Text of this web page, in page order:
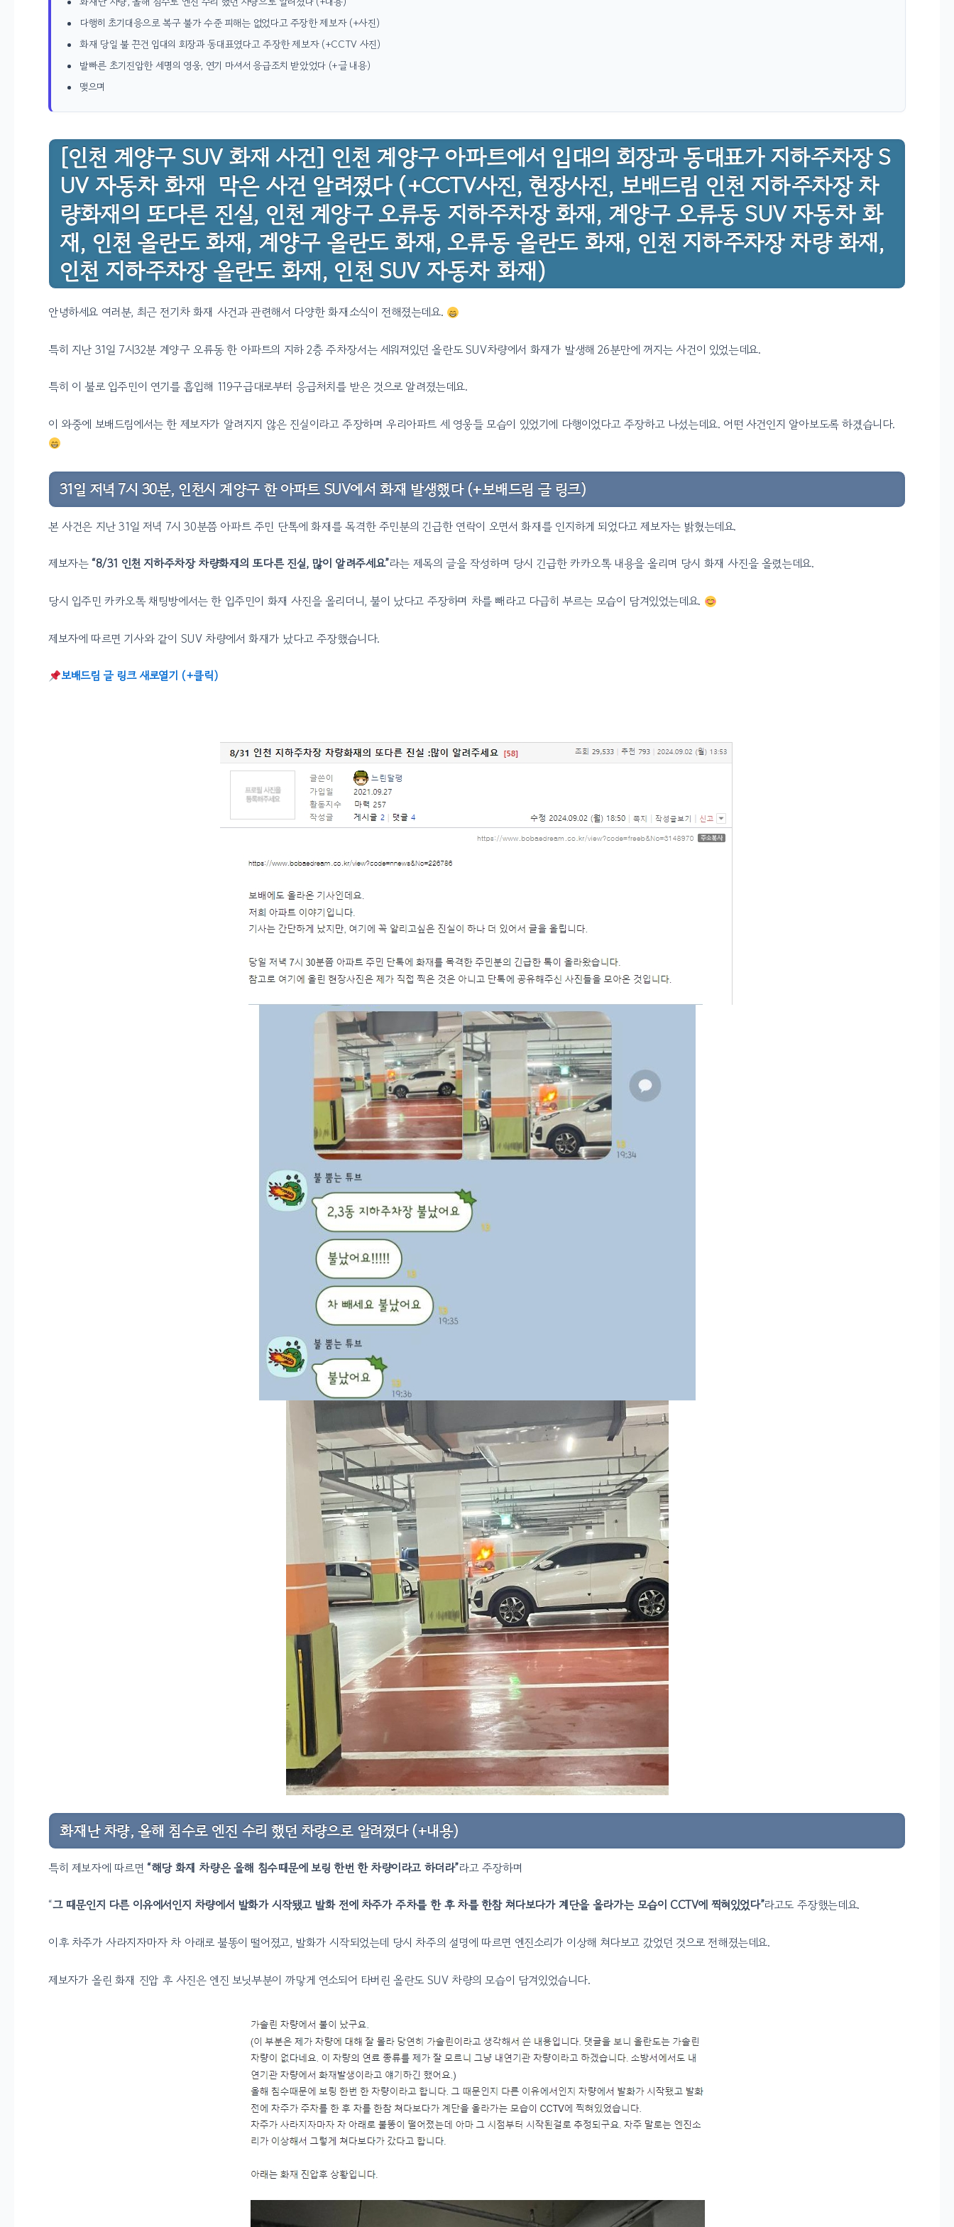
다행히 초기대응으로 복구 불가 수준 피해는 없었다고 주장한 제보자 (+사진)
화재 당일 불 끈건 입대의 회장과 동대표였다고 주장한 제보자 (+CCTV 사진)
발빠른 초기진압한 세명의 영웅, 연기 마셔서 응급조치 받았었다 (+글 내용)
맺으며
[인천 계양구 SUV 화재 사건] 인천 계양구 아파트에서 입대의 회장과 동대표가 지하주차장 S
UV 자동차 화재 막은 사건 알려졌다 (+CCTV사진, 현장사진, 보배드림 인천 지하주차장 차
량화재의 또다른 진실, 인천 계양구 오류동 지하주차장 화재, 계양구 오류동 SUV 자동차 화
재, 인천 올란도 화재, 계양구 올란도 화재, 오류동 올란도 화재, 인천 지하주차장 차량 화재,
인천 지하주차장 올란도 화재, 인천 SUV 자동차 화재)
안녕하세요 여러분, 최근 전기차 화재 사건과 관련해서 다양한 화재소식이 전해졌는데요.
특히 지난 31일 7시32분 계양구 오류동 한 아파트의 지하 2층 주차장서는 세워져있던 올란도 SUV차량에서 화재가 발생해 26분만에 꺼지는 사건이 있었는데요.
특히 이 불로 입주민이 연기를 흡입해 119구급대로부터 응급처치를 받은 것으로 알려졌는데요.
이 와중에 보배드림에서는 한 제보자가 알려지지 않은 진실이라고 주장하며 우리아파트 세 영웅들 모습이 있었기에 다행이었다고 주장하고 나섰는데요. 어떤 사건인지 알아보도록 하겠습니다.
31일 저녁 7시 30분, 인천시 계양구 한 아파트 SUV에서 화재 발생했다 (+보배드림 글 링크)
본 사건은 지난 31일 저녁 7시 30분쯤 아파트 주민 단톡에 화재를 목격한 주민분의 긴급한 연락이 오면서 화재를 인지하게 되었다고 제보자는 밝혔는데요.
제보자는“8/31 인천 지하주차장 차량화재의 또다른 진실, 많이 알려주세요”라는 제목의 글을 작성하며 당시 긴급한 카카오톡 내용을 올리며 당시 화재 사진을 올렸는데요.
당시 입주민 카카오톡 채팅방에서는 한 입주민이 화재 사진을 올리더니, 불이 났다고 주장하며 차를 빼라고 다급히 부르는 모습이 담겨있었는데요.
제보자에 따르면 기사와 같이 SUV 차량에서 화재가 났다고 주장했습니다.
보배드림 글 링크 새로열기 (+클릭)
화재난 차량, 올해 침수로 엔진 수리 했던 차량으로 알려졌다 (+내용)
특히 제보자에 따르면 “해당 화재 차량은 올해 침수때문에 보링 한번 한 차량이라고 하더라”라고 주장하며
“그 때문인지 다른 이유에서인지 차량에서 발화가 시작됐고 발화 전에 차주가 주차를 한 후 차를 한참 쳐다보다가 계단을 올라가는 모습이 CCTV에 찍혀있었다”라고도 주장했는데요.
이후 차주가 사라지자마자 차 아래로 불똥이 떨어졌고, 발화가 시작되었는데 당시 차주의 설명에 따르면 엔진소리가 이상해 쳐다보고 갔었던 것으로 전해졌는데요.
제보자가 올린 화재 진압 후 사진은 엔진 보닛부분이 까맣게 연소되어 타버린 올란도 SUV 차량의 모습이 담겨있었습니다.